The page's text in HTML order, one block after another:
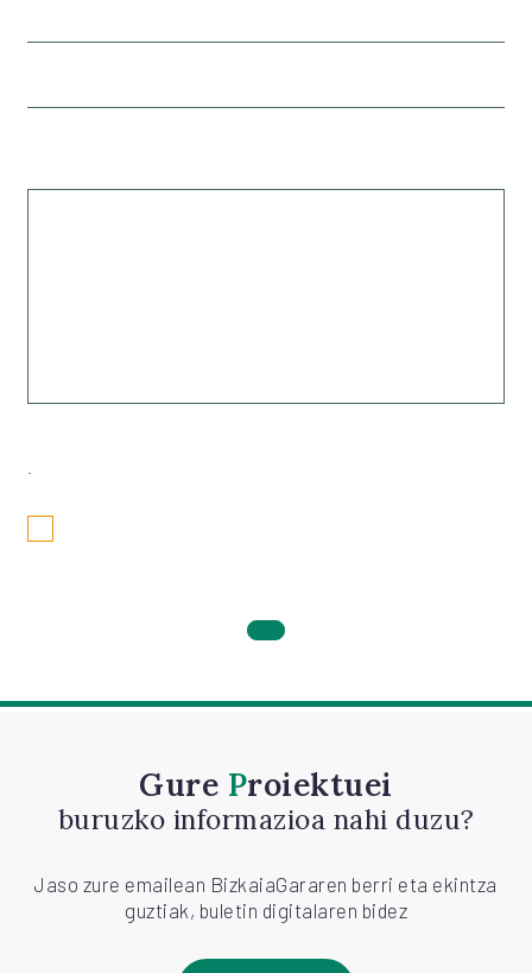
.
Gure Proiektuei
buruzko informazioa nahi duzu?
Jaso zure emailean BizkaiaGararen berri eta ekintza
guztiak, buletin digitalaren bidez